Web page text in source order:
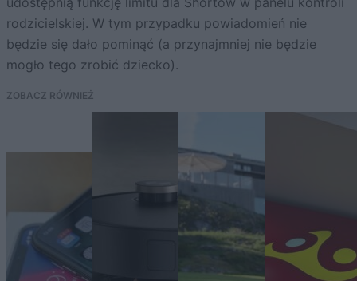
rodzicielskiej. W tym przypadku powiadomień nie
będzie się dało pominąć (a przynajmniej nie będzie
mogło tego zrobić dziecko).
ZOBACZ RÓWNIEŻ